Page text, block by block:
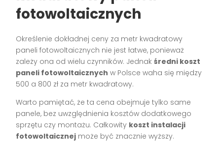
fotowoltaicznych
Określenie dokładnej ceny za metr kwadratowy
paneli fotowoltaicznych nie jest łatwe, ponieważ
zależy ona od wielu czynników. Jednakśredni koszt
paneli fotowoltaicznych w Polsce waha się między
500 a 800 zł za metr kwadratowy.
Warto pamiętać, że ta cena obejmuje tylko same
panele, bez uwzględnienia kosztów dodatkowego
sprzętu czy montażu. Całkowity koszt instalacji
fotowoltaicznej może być znacznie wyższy.